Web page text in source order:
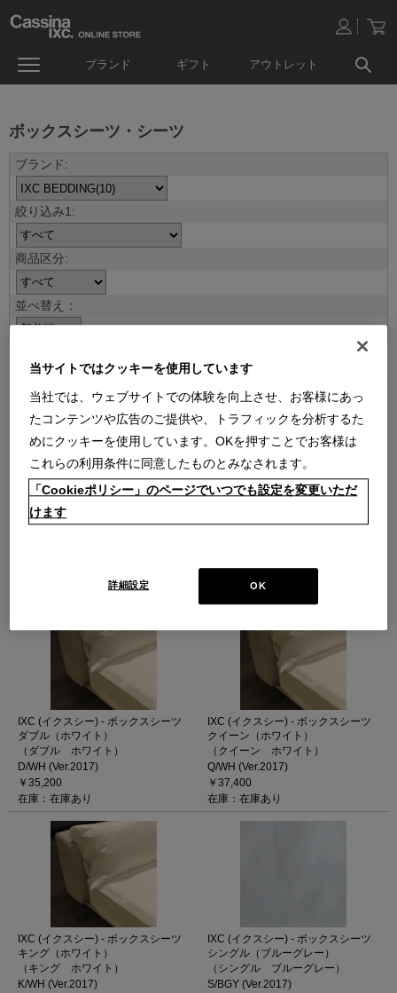
ブランド ギフト アウトレット
ボックスシーツ・シーツ
並べ替え：
IXC (イクスシー) - ボックスシーツ
シングル（ホワイト）
￥30,800
在庫：在庫あり
IXC (イクスシー) - ボックスシーツ
ダブル（ホワイト）
（ダブル ホワイト）
D/WH (Ver.2017)
￥35,200
在庫：在庫あり
IXC (イクスシー) - ボックスシーツ
クイーン（ホワイト）
（クイーン ホワイト）
Q/WH (Ver.2017)
￥37,400
在庫：在庫あり
IXC (イクスシー) - ボックスシーツ
キング（ホワイト）
（キング ホワイト）
K/WH (Ver.2017)
IXC (イクスシー) - ボックスシーツ
シングル（ブルーグレー）
（シングル ブルーグレー）
S/BGY (Ver.2017)
当サイトではクッキーを使用しています
当社では、ウェブサイトでの体験を向上させ、お客様にあっ
たコンテンツや広告のご提供や、トラフィックを分析するた
めにクッキーを使用しています。OKを押すことでお客様は
これらの利用条件に同意したものとみなされます。
「Cookieポリシー」のページでいつでも設定を変更いただ
けます
OK
詳細設定